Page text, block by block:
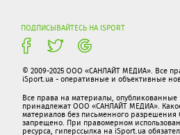
ПОДПИСЫВАЙТЕСЬ НА ISPORT
© 2009-2025 ООО «САНЛАЙТ МЕДИА». Все
iSport.ua - оперативные и объективные
Все права на материалы, опубликованные
принадлежат ООО «САНЛАЙТ МЕДИА».
материалов без письменного
запрещено. При правомерном
ресурса, гиперссылка на iSport.ua